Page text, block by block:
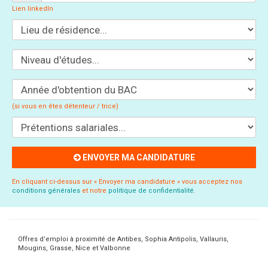
Lien linkedIn
(si vous en êtes détenteur / trice)
ENVOYER MA CANDIDATURE
En cliquant ci-dessus sur « Envoyer ma candidature » vous acceptez nos
conditions générales et notre politique de confidentialité.
Offres d’emploi à proximité de Antibes, Sophia Antipolis, Vallauris,
Mougins, Grasse, Nice et Valbonne